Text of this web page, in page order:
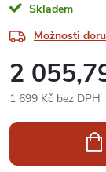
Skladem
Možnosti
2
1 699 Kč bez DPH